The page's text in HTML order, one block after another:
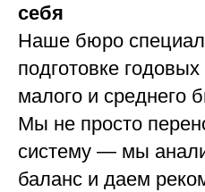
себя
Наше бюро
подготовке
малого и среднего
Мы не просто
систему — мы
баланс и даем